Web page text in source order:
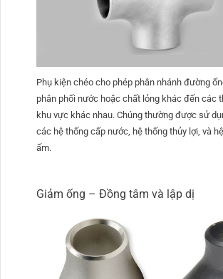
Phụ kiện chéo cho phép phân nhánh đường
phân phối nước hoặc chất lỏng khác đến các
khu vực khác nhau. Chúng thường được sử
các hệ thống cấp nước, hệ thống thủy lợi, và
ấm.
Giảm ống – Đồng tâm và lập dị